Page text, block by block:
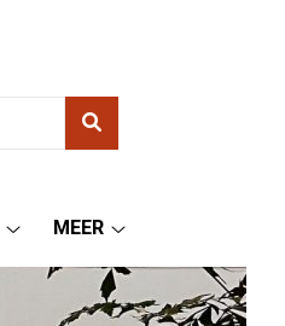
info
submenu
MEER
submenu